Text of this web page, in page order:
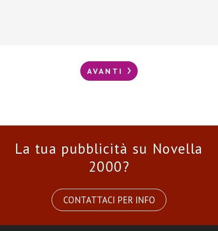
AVANTI
La tua pubblicità su Novella
2000?
CONTATTACI PER INFO